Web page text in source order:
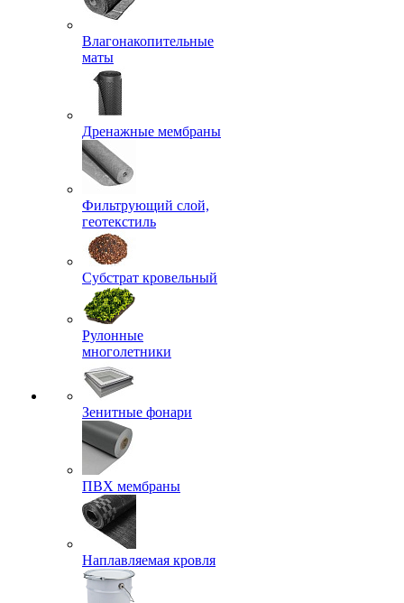
Влагонакопительные
маты
Дренажные мембраны
Фильтрующий слой,
геотекстиль
Субстрат кровельный
Рулонные
многолетники
Зенитные фонари
ПВХ мембраны
Наплавляемая кровля